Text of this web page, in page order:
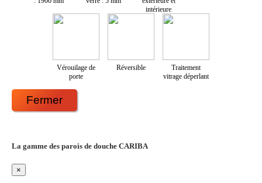
intérieure
Vérouilage de
porte
Réversible
Traitement
vitrage déperlant
Fermer
La gamme des parois de douche CARIBA
×